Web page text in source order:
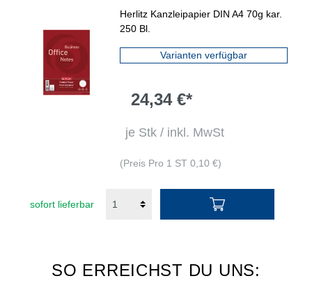
Lineatur 22
Herlitz Kanzleipapier DIN A4 70g kar.
250 Bl.
Varianten verfügbar
24,34 €*
je Stk / inkl. MwSt
(Preis Pro 1 ST 0,10 €)
sofort lieferbar
SO ERREICHST DU UNS: